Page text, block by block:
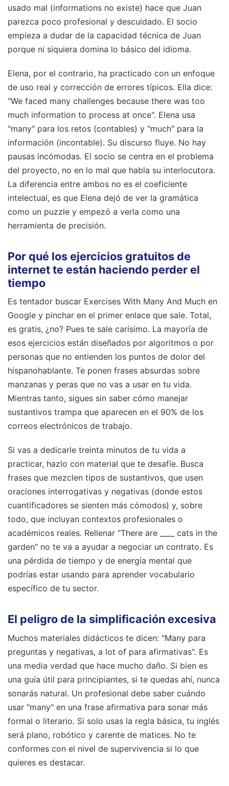
usado mal (informations no existe) hace que Juan
parezca poco profesional y descuidado. El socio
empieza a dudar de la capacidad técnica de Juan
porque ni siquiera domina lo básico del idioma.
Elena, por el contrario, ha practicado con un enfoque
de uso real y corrección de errores típicos. Ella dice:
"We faced many challenges because there was too
much information to process at once". Elena usa
"many" para los retos (contables) y "much" para la
información (incontable). Su discurso fluye. No hay
pausas incómodas. El socio se centra en el problema
del proyecto, no en lo mal que habla su interlocutora.
La diferencia entre ambos no es el coeficiente
intelectual, es que Elena dejó de ver la gramática
como un puzzle y empezó a verla como una
herramienta de precisión.
Por qué los ejercicios gratuitos de
internet te están haciendo perder el
tiempo
Es tentador buscar Exercises With Many And Much en
Google y pinchar en el primer enlace que sale. Total,
es gratis, ¿no? Pues te sale carísimo. La mayoría de
esos ejercicios están diseñados por algoritmos o por
personas que no entienden los puntos de dolor del
hispanohablante. Te ponen frases absurdas sobre
manzanas y peras que no vas a usar en tu vida.
Mientras tanto, sigues sin saber cómo manejar
sustantivos trampa que aparecen en el 90% de los
correos electrónicos de trabajo.
Si vas a dedicarle treinta minutos de tu vida a
practicar, hazlo con material que te desafíe. Busca
frases que mezclen tipos de sustantivos, que usen
oraciones interrogativas y negativas (donde estos
cuantificadores se sienten más cómodos) y, sobre
todo, que incluyan contextos profesionales o
académicos reales. Rellenar "There are ____ cats in the
garden" no te va a ayudar a negociar un contrato. Es
una pérdida de tiempo y de energía mental que
podrías estar usando para aprender vocabulario
específico de tu sector.
El peligro de la simplificación excesiva
Muchos materiales didácticos te dicen: "Many para
preguntas y negativas, a lot of para afirmativas". Es
una media verdad que hace mucho daño. Si bien es
una guía útil para principiantes, si te quedas ahí, nunca
sonarás natural. Un profesional debe saber cuándo
usar "many" en una frase afirmativa para sonar más
formal o literario. Si solo usas la regla básica, tu inglés
será plano, robótico y carente de matices. No te
conformes con el nivel de supervivencia si lo que
quieres es destacar.